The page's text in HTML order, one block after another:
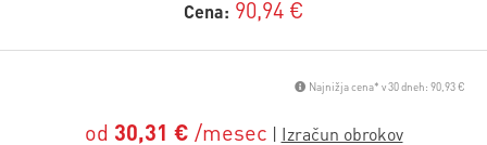
Cena: 90,94 €
Najnižja cena* v 30 dneh: 90,93 €
od 30,31 € /mesec